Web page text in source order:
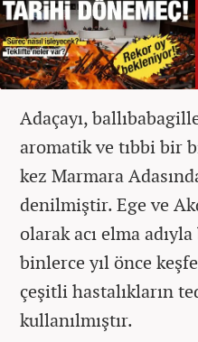
Adaçayı,
aromatik ve tıbbi bir
kez Marmara
denilmiştir. Ege ve
olarak acı elma
binlerce yıl önce
çeşitli hastalıkların
kullanılmıştır.